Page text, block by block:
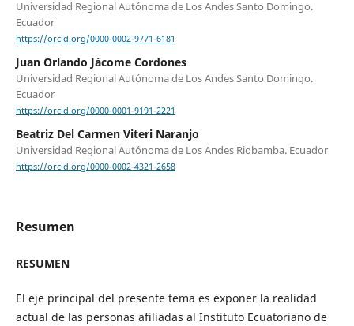
Universidad Regional Autónoma de Los Andes Santo Domingo.
Ecuador
https://orcid.org/0000-0002-9771-6181
Juan Orlando Jácome Cordones
Universidad Regional Autónoma de Los Andes Santo Domingo.
Ecuador
https://orcid.org/0000-0001-9191-2221
Beatriz Del Carmen Viteri Naranjo
Universidad Regional Autónoma de Los Andes Riobamba. Ecuador
https://orcid.org/0000-0002-4321-2658
Resumen
RESUMEN
El eje principal del presente tema es exponer la realidad
actual de las personas afiliadas al Instituto Ecuatoriano de